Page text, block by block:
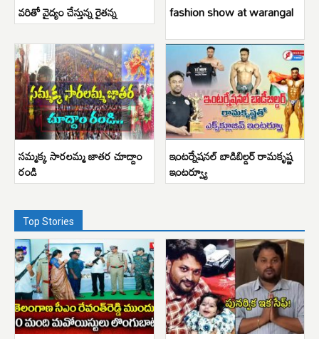
వరితో వైద్యం చేస్తున్న రైతన్న fashion show at warangal
సమ్మక్క సారలమ్మ జాతర చూద్దాం
రండి
ఇంటర్నేషనల్ బాడిబిల్డర్ రామకృష్ణ
ఇంటర్వ్యూ
Top Stories